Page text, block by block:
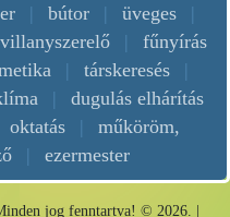
| bútor | üveges
|
villanyszerelő |
fűnyírás
| társkeresés
|
|
dugulás elhárítás
oktatás |
műköröm,
| ezermester
jog fenntartva! © 2026. |